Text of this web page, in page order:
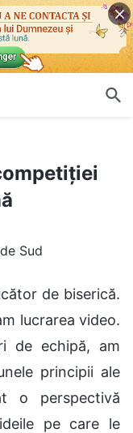
Sud
de biserică.
lucrarea video.
de echipă, am
principii ale
o perspectivă
pe care le